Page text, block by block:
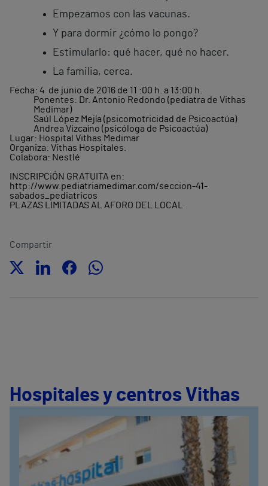
Empezamos con las vacunas.
Y para dormir ¿cómo lo pongo?
Estimularlo: qué hacer, qué no hacer.
La familia, cerca.
Fecha: 4 de junio de 2016 de 11 :00 h. a 13:00 h.
Ponentes: Dr. Antonio Redondo (pediatra de Vithas
Medimar)
Saúl López Mejía (psicomotricidad de Psicoactúa)
Andrea Vizcaíno (psicóloga de Psicoactúa)
Lugar: Hospital Vithas Medimar
Organiza: Vithas Hospitales.
Colabora: Nestlé
INSCRIPCiÓN GRATUITA en:
http://www.pediatriamedimar.com/seccion-41-
sabados_pediatricos
PLAZAS LIMITADAS AL AFORO DEL LOCAL
Compartir
Hospitales y centros Vithas